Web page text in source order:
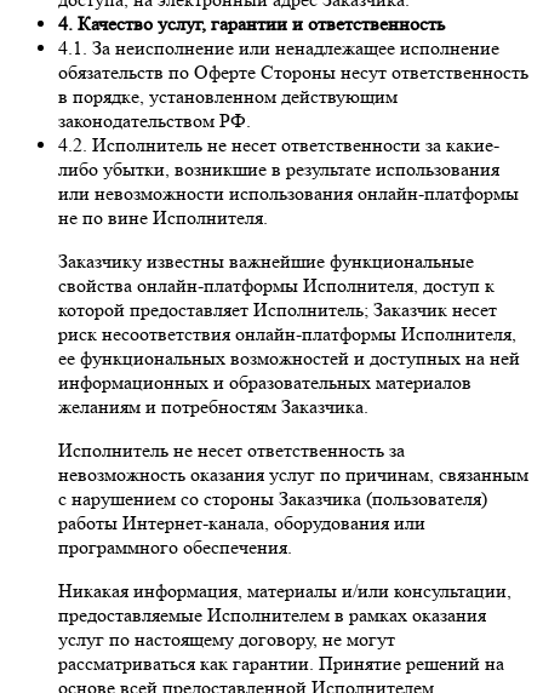
4. Качество услуг, гарантии и ответственность
4.1. За неисполнение или ненадлежащее исполнение
обязательств по Оферте Стороны несут ответственность
в порядке, установленном действующим
законодательством РФ.
4.2. Исполнитель не несет ответственности за какие-
либо убытки, возникшие в результате использования
или невозможности использования онлайн-платформы
не по вине Исполнителя.
Заказчику известны важнейшие функциональные
свойства онлайн-платформы Исполнителя, доступ к
которой предоставляет Исполнитель; Заказчик несет
риск несоответствия онлайн-платформы Исполнителя,
ее функциональных возможностей и доступных на ней
информационных и образовательных материалов
желаниям и потребностям Заказчика.
Исполнитель не несет ответственность за
невозможность оказания услуг по причинам, связанным
с нарушением со стороны Заказчика (пользователя)
работы Интернет-канала, оборудования или
программного обеспечения.
Никакая информация, материалы и/или консультации,
предоставляемые Исполнителем в рамках оказания
услуг по настоящему договору, не могут
рассматриваться как гарантии. Принятие решений на
основе всей предоставленной Исполнителем